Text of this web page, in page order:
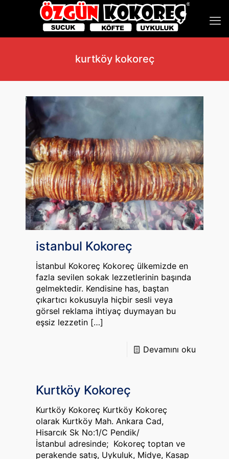
kurtköy kokoreç
istanbul Kokoreç
İstanbul Kokoreç Kokoreç ülkemizde en
fazla sevilen sokak lezzetlerinin başında
gelmektedir. Kendisine has, baştan
çıkartıcı kokusuyla hiçbir sesli veya
görsel reklama ihtiyaç duymayan bu
eşsiz lezzetin […]
Devamını oku
Kurtköy Kokoreç
Kurtköy Kokoreç Kurtköy Kokoreç
olarak Kurtköy Mah. Ankara Cad,
Hisarcık Sk No:1/C Pendik/
İstanbul adresinde; Kokoreç toptan ve
perakende satış, Uykuluk, Midye, Kasap